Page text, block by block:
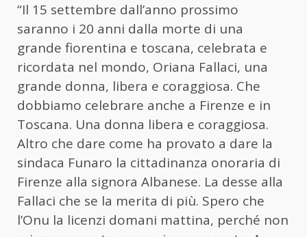
“Il 15 settembre dall’anno prossimo
saranno i 20 anni dalla morte di una
grande fiorentina e toscana, celebrata e
ricordata nel mondo, Oriana Fallaci, una
grande donna, libera e coraggiosa. Che
dobbiamo celebrare anche a Firenze e in
Toscana. Una donna libera e coraggiosa.
Altro che dare come ha provato a dare la
sindaca Funaro la cittadinanza onoraria di
Firenze alla signora Albanese. La desse alla
Fallaci che se la merita di più. Spero che
l’Onu la licenzi domani mattina, perché non